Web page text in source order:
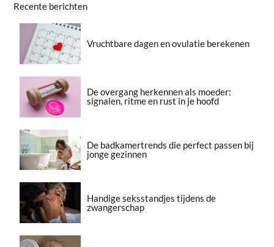
Recente berichten
Vruchtbare dagen en ovulatie berekenen
De overgang herkennen als moeder:
signalen, ritme en rust in je hoofd
De badkamertrends die perfect passen bij
jonge gezinnen
Handige seksstandjes tijdens de
zwangerschap